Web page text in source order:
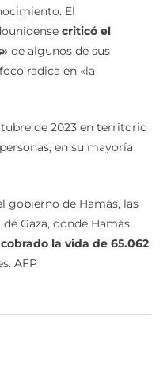
El
criticó el
de algunos de sus
radica en «la
de 2023 en territorio
en su mayoría
gobierno de Hamás, las
Gaza, donde Hamás
la vida de 65.062
AFP